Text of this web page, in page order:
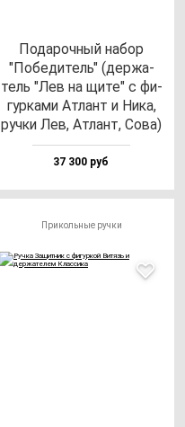
Пода­роч­ный на­бор
"Побе­ди­тель" (дер­жа­
тель "Лев на щи­те" с фи­
гур­ка­ми Атлант и Ника,
руч­ки Лев, Атлант, Сова)
37 300 руб
Прикольные ручки